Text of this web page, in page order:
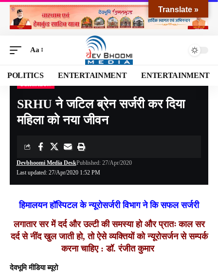
Aa
POLITICS ENTERTAINMENT ENTERTAINMENT
Devbhoomi Media> Blog>NATIONAL>UTTARAKHAND> DEHRADUN
SRHU ने जटिल ब्रेन सर्जरी कर दिया
महिला को नया जीवन
Last updated: 27/Apr/2020 1:52 PM
Devbhoomi Media DeskPublished: 27/Apr/2020
हिमालयन हॉस्पिटल के न्यूरोसर्जरी विभाग ने कि सफल सर्जरी
लगातार सर में दर्द और उल्टी की समस्या हो और प्रातः काल सर
दर्द से नींद खुल जाती हो, तो ऐसे व्यक्तियों को न्यूरोसर्जन से सम्पर्क
करना चाहिए : डॉ. रंजीत कुमार
देवभूमि मीडिया ब्यूरो
Translate »